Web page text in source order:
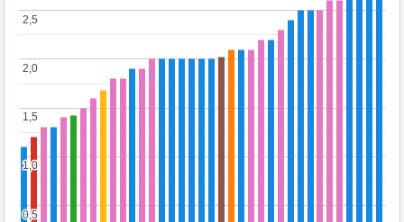
0,5
0,5
1,0
1,0
1,5
1,5
2,0
2,0
2,5
2,5